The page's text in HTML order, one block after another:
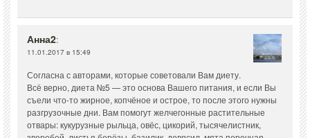
Анна2:
11.01.2017 в 15:49
Согласна с авторами, которые советовали Вам диету.
Всё верно, диета №5 — это основа Вашего питания, и если Вы
съели что-то жирное, копчёное и острое, то после этого нужны
разгрузочные дни. Вам помогут желчегонные растительные
отвары: кукурузные рыльца, овёс, цикорий, тысячелистник,